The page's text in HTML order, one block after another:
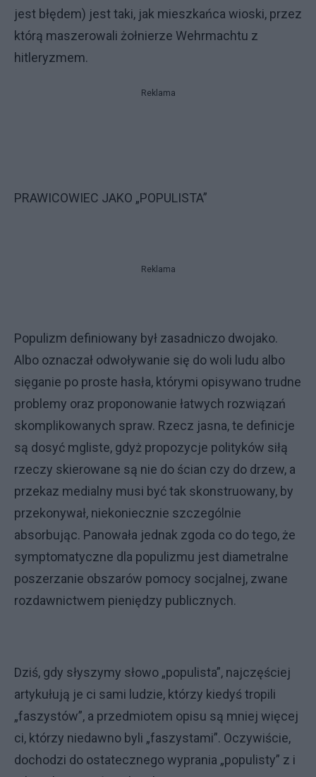
jest błędem) jest taki, jak mieszkańca wioski, przez
którą maszerowali żołnierze Wehrmachtu z
hitleryzmem.
Reklama
PRAWICOWIEC JAKO „POPULISTA”
Reklama
Populizm definiowany był zasadniczo dwojako.
Albo oznaczał odwoływanie się do woli ludu albo
sięganie po proste hasła, którymi opisywano trudne
problemy oraz proponowanie łatwych rozwiązań
skomplikowanych spraw. Rzecz jasna, te definicje
są dosyć mgliste, gdyż propozycje polityków siłą
rzeczy skierowane są nie do ścian czy do drzew, a
przekaz medialny musi być tak skonstruowany, by
przekonywał, niekoniecznie szczególnie
absorbując. Panowała jednak zgoda co do tego, że
symptomatyczne dla populizmu jest diametralne
poszerzanie obszarów pomocy socjalnej, zwane
rozdawnictwem pieniędzy publicznych.
Dziś, gdy słyszymy słowo „populista”, najczęściej
artykułują je ci sami ludzie, którzy kiedyś tropili
„faszystów”, a przedmiotem opisu są mniej więcej
ci, którzy niedawno byli „faszystami”. Oczywiście,
dochodzi do ostatecznego wyprania „populisty” z i